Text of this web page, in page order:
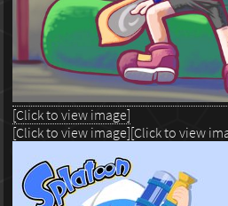
[Click to view image]
[Click to view image][Click to view